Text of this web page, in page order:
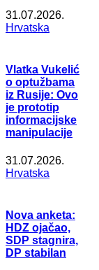
31.07.2026.
Hrvatska
Vlatka Vukelić
o optužbama
iz Rusije: Ovo
je prototip
informacijske
manipulacije
31.07.2026.
Hrvatska
Nova anketa:
HDZ ojačao,
SDP stagnira,
DP stabilan